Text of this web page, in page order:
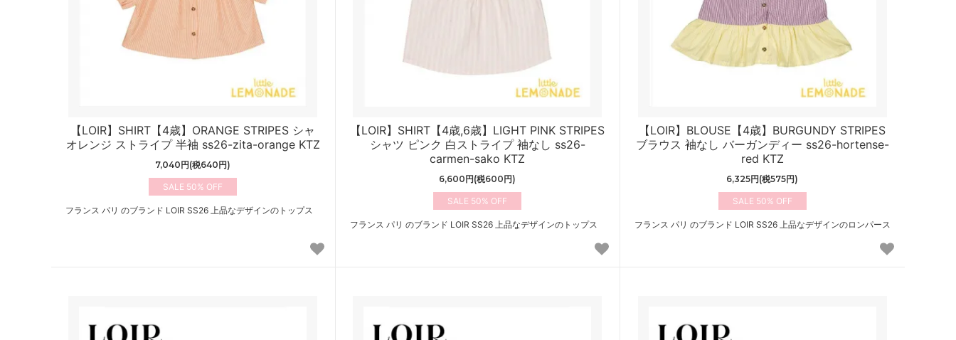
【LOIR】SHIRT【4歳】ORANGE STRIPES シャ
オレンジ ストライプ 半袖 ss26-zita-orange KTZ
7,040円(税640円)
50%
フランス パリ のブランド LOIR SS26 上品なデザインのトップス
【LOIR】SHIRT【4歳,6歳】LIGHT PINK STRIPES
シャツ ピンク 白ストライプ 袖なし ss26-
carmen-sako KTZ
6,600円(税600円)
50%
フランス パリ のブランド LOIR SS26 上品なデザインのトップス
【LOIR】BLOUSE【4歳】BURGUNDY STRIPES
ブラウス 袖なし バーガンディー ss26-hortense-
red KTZ
6,325円(税575円)
50%
フランス パリ のブランド LOIR SS26 上品なデザインのロンパース